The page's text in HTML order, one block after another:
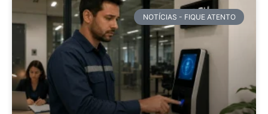
NOTÍCIAS - FIQUE ATENTO